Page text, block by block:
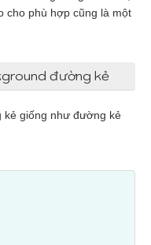
cho phù hợp cũng là một
đường kẻ
kẻ giống như đường kẻ